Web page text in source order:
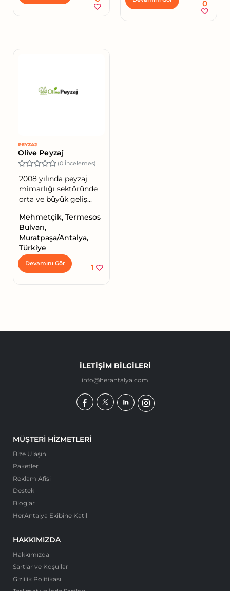
0
PEYZAJ
Olive Peyzaj
(0 İncelemes)
2008 yılında peyzaj
mimarlığı sektöründe
orta ve büyük geliş...
Mehmetçik, Termesos
Bulvarı,
Muratpaşa/Antalya,
Türkiye
Devamını Gör 1
İLETIŞIM BILGILERI
info@herantalya.com
MÜŞTERI HIZMETLERI
Bize Ulaşın
Paketler
Reklam Afişi
Destek
Bloglar
HerAntalya Ekibine Katıl
HAKKIMIZDA
Hakkımızda
Şartlar ve Koşullar
Gizlilik Politikası